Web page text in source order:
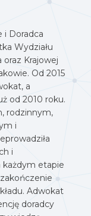
i Doradca
Wydziału
oraz Krajowej
Od 2015
a
od 2010 roku.
rodzinnym,
i
i
każdym etapie
Adwokat
doradcy